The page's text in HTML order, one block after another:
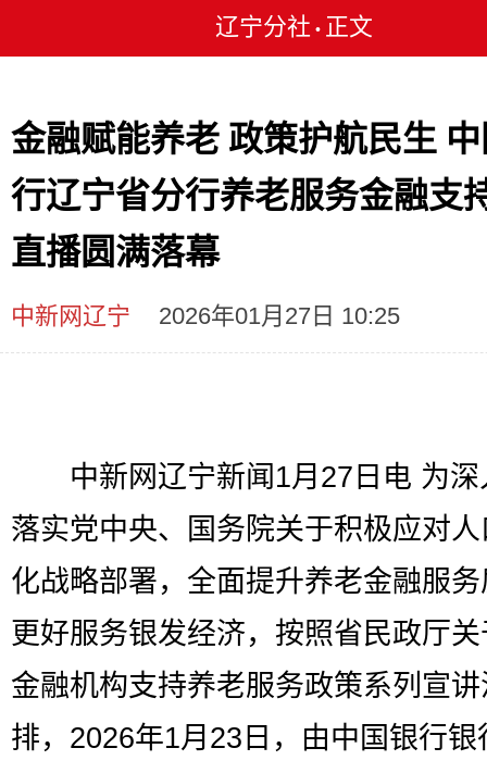
辽宁分社 • 正文
金融赋能养老 政策护航民生
行辽宁省分行养老服务金融支
直播圆满落幕
中新网辽宁 2026年01月27日 10:25
中新网辽宁新闻1月27日电 为深
落实党中央、国务院关于积极应对
化战略部署，全面提升养老金融服
更好服务银发经济，按照省民政厅
金融机构支持养老服务政策系列宣
排，2026年1月23日，由中国银行银